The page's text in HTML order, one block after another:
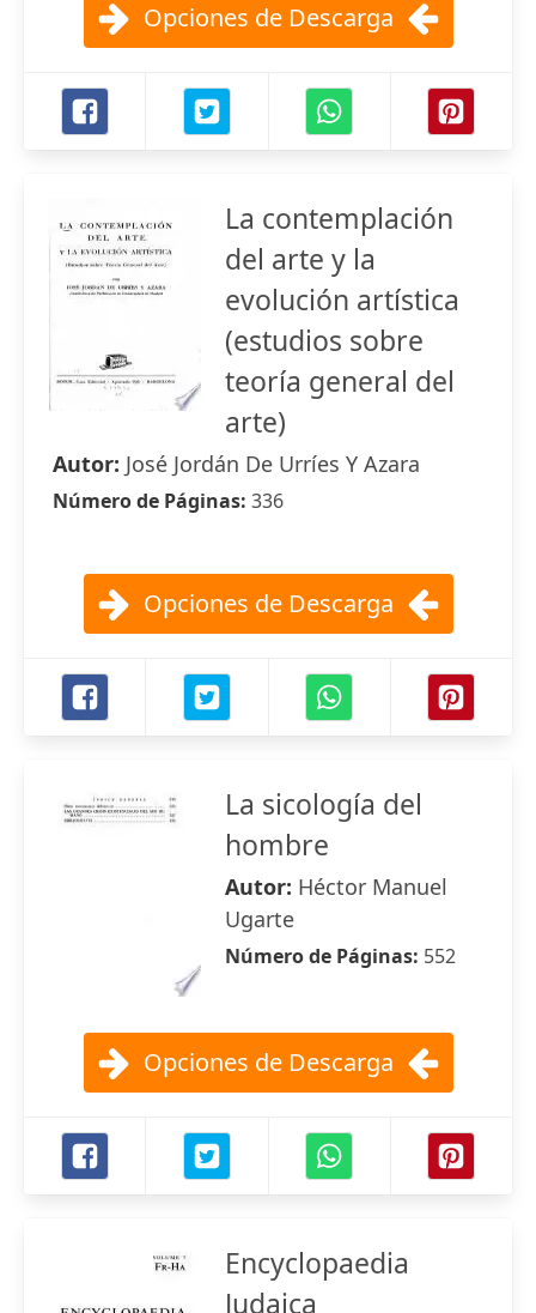
Opciones de Descarga
La contemplación
del arte y la
evolución artística
(estudios sobre
teoría general del
arte)
Autor: José Jordán De Urríes Y Azara
Número de Páginas: 336
Opciones de Descarga
La sicología del
hombre
Autor: Héctor Manuel
Ugarte
Número de Páginas: 552
Opciones de Descarga
Encyclopaedia
Judaica